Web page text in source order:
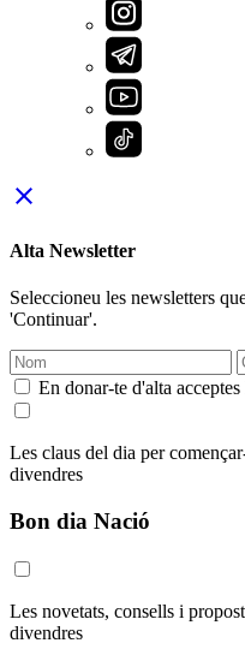
close
Alta Newsletter
Seleccioneu les newsletters
'Continuar'.
En donar-te d'alta acceptes
Les claus del dia per
divendres
Bon dia Nació
Les novetats, consells i
divendres